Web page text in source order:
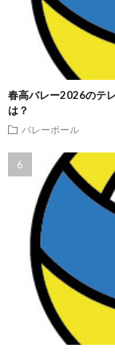
春高バレー2026のテ
は？
バレーボール